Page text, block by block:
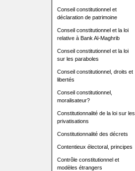
Conseil constitutionnel et
déclaration de patrimoine
Conseil constitutionnel et la loi
relative à Bank Al-Maghrib
Conseil constitutionnel et la loi
sur les paraboles
Conseil constitutionnel, droits et
libertés
Conseil constitutionnel,
moralisateur?
Constitutionnalité de la loi sur les
privatisations
Constitutionnalité des décrets
Contentieux électoral, principes
Contrôle constitutionnel et
modèles étrangers